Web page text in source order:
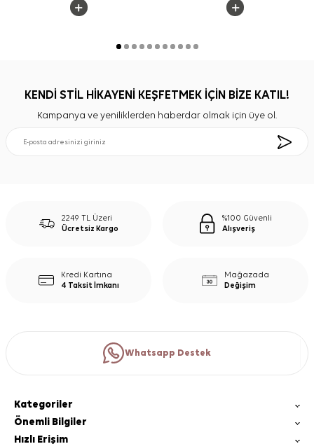
KENDİ STİL HİKAYENİ KEŞFETMEK İÇİN BİZE KATIL!
Kampanya ve yeniliklerden haberdar olmak için üye ol.
2249 TL Üzeri
Ücretsiz Kargo
%100 Güvenli
Alışveriş
Kredi Kartına
4 Taksit İmkanı
Mağazada
Değişim
Whatsapp Destek
Kategoriler
Önemli Bilgiler
Hızlı Erişim